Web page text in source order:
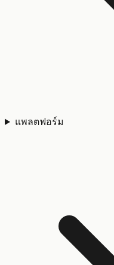
แพลตฟอร์ม